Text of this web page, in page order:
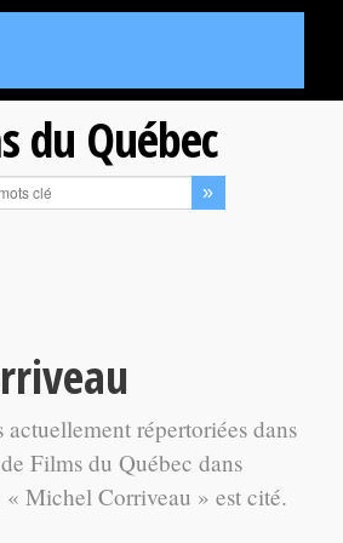
du Québec
répertoriées dans
Films du Québec dans
« Michel Corriveau » est cité.